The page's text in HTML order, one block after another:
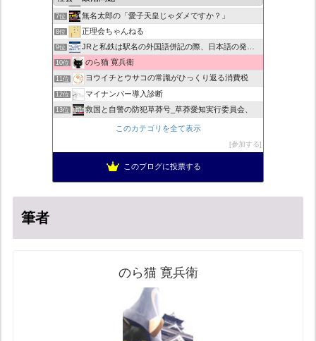
7位 無名太郎の「愛子天皇じゃダメですか？」
8位 正理会ちゃんねる
9位 JRと私鉄は駅名の外国語併記の際、日本語の発音/…
10位 のら猫 寛兵衛
11位 ヨウイチとウサコの常識がひっくり返る消費税
12位 マイナンバー導入診断
13位 救国と自警の防犯草莽号_草莽愛知実行委員会、
日本の覚醒
迷惑以外の何ものでもない集団ストーカー
真のジャーナリズムがここにある！
このカテゴリを全て表示
参加する
このブログに投票する
筆者
のら猫 寛兵衛